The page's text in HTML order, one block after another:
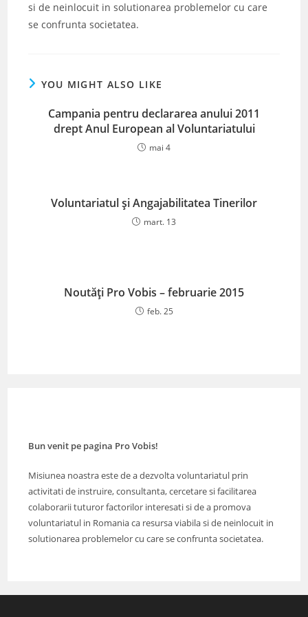
si de neinlocuit in solutionarea problemelor cu care
se confrunta societatea.
YOU MIGHT ALSO LIKE
Campania pentru declararea anului 2011
drept Anul European al Voluntariatului
mai 4
Voluntariatul și Angajabilitatea Tinerilor
mart. 13
Noutăți Pro Vobis – februarie 2015
feb. 25
Bun venit pe pagina Pro Vobis!
Misiunea noastra este de a dezvolta voluntariatul prin
activitati de instruire, consultanta, cercetare si facilitarea
colaborarii tuturor factorilor interesati si de a promova
voluntariatul in Romania ca resursa viabila si de neinlocuit in
solutionarea problemelor cu care se confrunta societatea.